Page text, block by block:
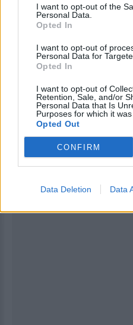
I want to opt-out of the
Personal Data.
Opted In
I want to opt-out of
Personal Data for
Opted In
I want to opt-out of
Retention, Sale, and/or
Personal Data that Is
Purposes for which it was
Opted Out
CONFIRM
Data Deletion Data